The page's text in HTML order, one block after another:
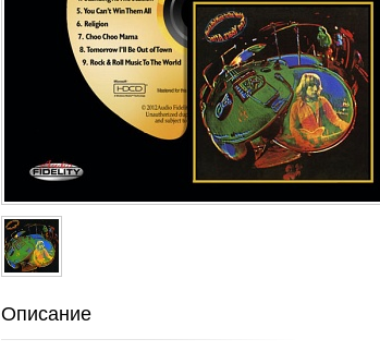
Описание